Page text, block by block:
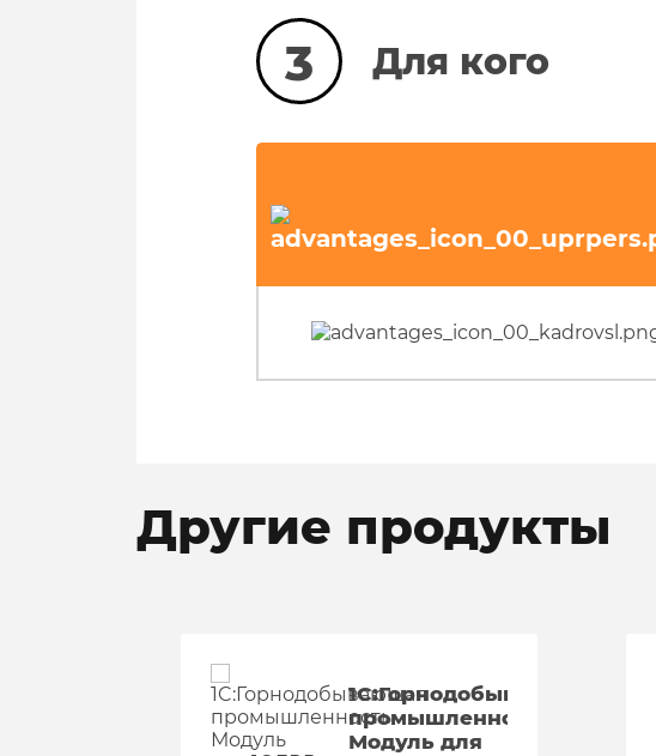
3 Для кого
Другие продукты
1C:Горнодобывающая
промышленность.
Модуль для